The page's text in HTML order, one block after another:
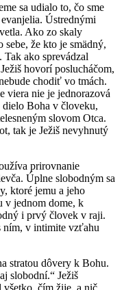
sa udialo to, čo sme
Ústrednými
Ako zo skaly
že kto je smädný,
ako sprevádzal
hovorí poslucháčom,
chodiť vo tmách.
viera nie je jednorazová
dielo Boha v človeku,
slovom Otca.
tak je Ježiš nevyhnutý
prirovnanie
Úplne slobodným sa
ktoré jemu a jeho
v jednom dome, k
i prvý človek v raji.
ním, v intimite vzťahu
stratou dôvery k Bohu.
slobodní.“ Ježiš
čím žije, a nič